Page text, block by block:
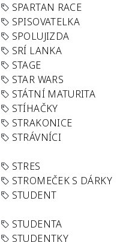
SPARTAN RACE
SPISOVATELKA
SPOLUJIZDA
SRÍ LANKA
STAGE
STAR WARS
STÁTNÍ MATURITA
STÍHAČKY
STRAKONICE
STRÁVNÍCI
STRES
STROMEČEK S DÁRKY
STUDENT
STUDENTA
STUDENTKY